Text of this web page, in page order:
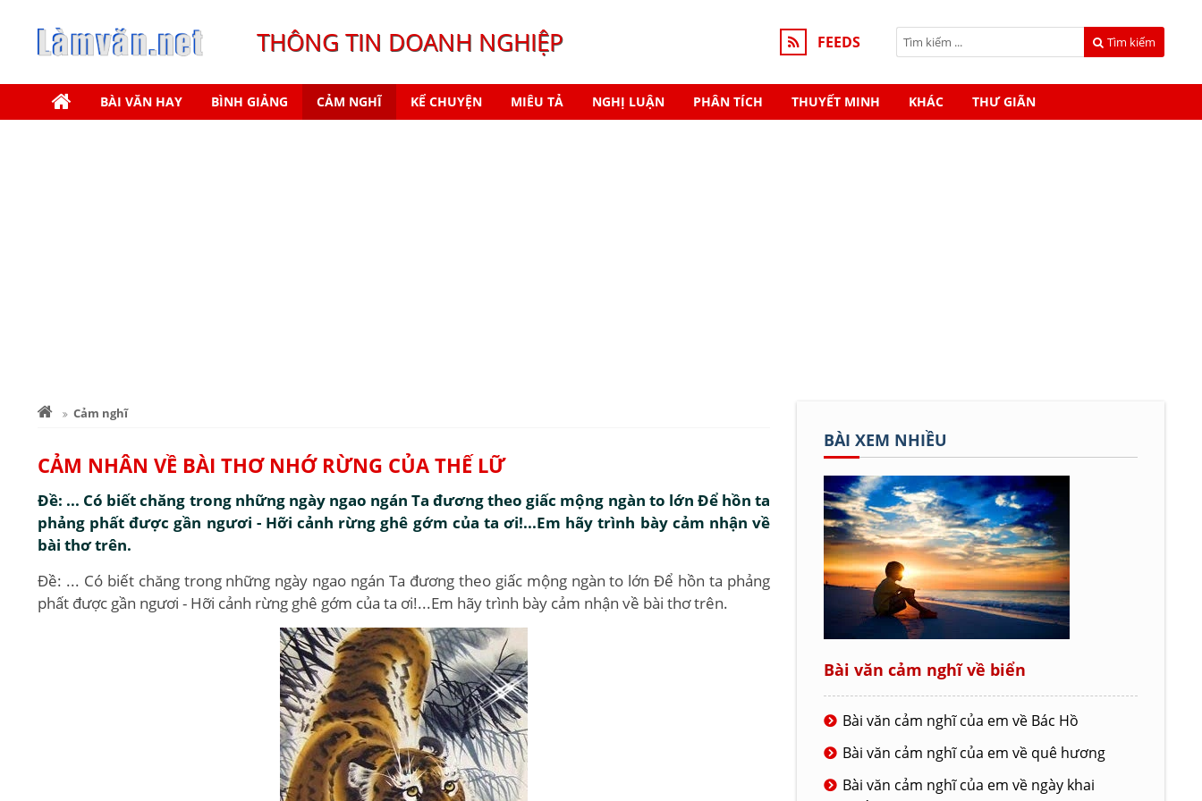
THÔNG TIN DOANH NGHIỆP FEEDS Tìm kiếm
BÀI VĂN HAY BÌNH GIẢNG CẢM NGHĨ KỂ CHUYỆN MIÊU TẢ NGHỊ LUẬN PHÂN TÍCH THUYẾT MINH KHÁC THƯ GIÃN
Cảm nghĩ
CẢM NHÂN VỀ BÀI THƠ NHỚ RỪNG CỦA THẾ LỮ
Đề: ... Có biết chăng trong những ngày ngao ngán Ta đương theo giấc mộng ngàn to lớn Để hồn ta
phảng phất được gần ngươi - Hỡi cảnh rừng ghê gớm của ta ơi!...Em hãy trình bày cảm nhận về
bài thơ trên.
Đề: ... Có biết chăng trong những ngày ngao ngán Ta đương theo giấc mộng ngàn to lớn Để hồn ta phảng
phất được gần ngươi - Hỡi cảnh rừng ghê gớm của ta ơi!...Em hãy trình bày cảm nhận về bài thơ trên.
BÀI XEM NHIỀU
Bài văn cảm nghĩ về biển
Bài văn cảm nghĩ của em về Bác Hồ
Bài văn cảm nghĩ của em về quê hương
Bài văn cảm nghĩ của em về ngày khai